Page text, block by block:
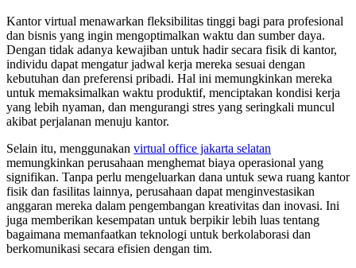
Kantor virtual menawarkan fleksibilitas tinggi bagi para profesional
dan bisnis yang ingin mengoptimalkan waktu dan sumber daya.
Dengan tidak adanya kewajiban untuk hadir secara fisik di kantor,
individu dapat mengatur jadwal kerja mereka sesuai dengan
kebutuhan dan preferensi pribadi. Hal ini memungkinkan mereka
untuk memaksimalkan waktu produktif, menciptakan kondisi kerja
yang lebih nyaman, dan mengurangi stres yang seringkali muncul
akibat perjalanan menuju kantor.
Selain itu, menggunakan virtual office jakarta selatan
memungkinkan perusahaan menghemat biaya operasional yang
signifikan. Tanpa perlu mengeluarkan dana untuk sewa ruang kantor
fisik dan fasilitas lainnya, perusahaan dapat menginvestasikan
anggaran mereka dalam pengembangan kreativitas dan inovasi. Ini
juga memberikan kesempatan untuk berpikir lebih luas tentang
bagaimana memanfaatkan teknologi untuk berkolaborasi dan
berkomunikasi secara efisien dengan tim.